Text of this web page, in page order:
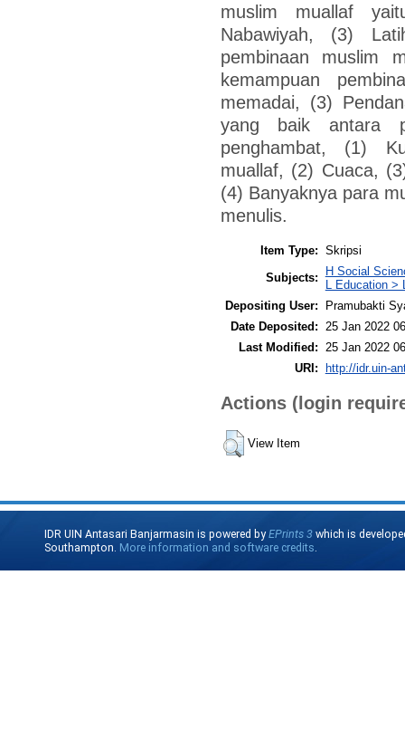
muslim muallaf
Nabawiyah, (3)
pembinaan muslim
kemampuan
memadai, (3)
yang baik antara
penghambat, (1)
muallaf, (2) Cuaca,
(4) Banyaknya para
menulis.
Item Type: Skripsi
Subjects:
H Social
L Education >
Depositing User:
Pramubakti
Date Deposited:
25 Jan 2022
Last Modified:
25 Jan 2022
URI: http://idr.uin-
Actions (login
View Item
IDR UIN Antasari Banjarmasin is powered byEPrints 3 which is
Southampton. More information and software credits.